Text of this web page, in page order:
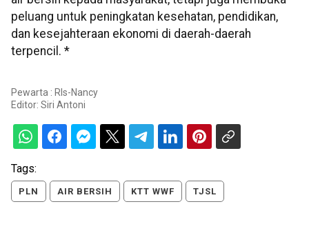
peluang untuk peningkatan kesehatan, pendidikan,
dan kesejahteraan ekonomi di daerah-daerah
terpencil. *
Pewarta : Rls-Nancy
Editor: Siri Antoni
Tags:
PLN AIR BERSIH KTT WWF TJSL